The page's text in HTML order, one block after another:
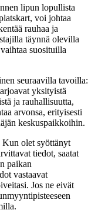
lipun lopullista
voi johtaa
rauhaa ja
täynnä olevilla
suosituilla
seuraavilla tavoilla:
yksityistä
ja rauhallisuutta,
arvonsa, erityisesti
keskuspaikkoihin.
Kun olet syöttänyt
tiedot, saatat
paikan
vastaavat
Jos ne eivät